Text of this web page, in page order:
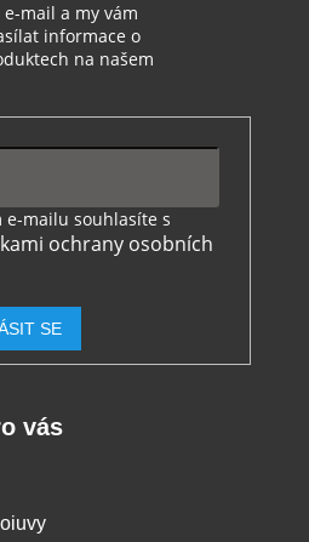
mail a my vám
informace o
na našem
e-mailu souhlasíte s
ochrany osobních
SE
vás